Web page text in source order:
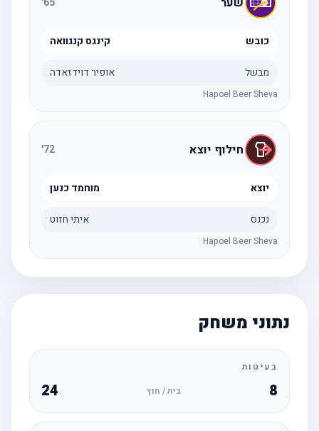
כובש קינגס קנגוואה
מבשל אופיר דוידזאדה
Hapoel Beer Sheva
חילוף יוצא 72
'
יוצא מוחמד כנען
נכנס איתי חזוט
Hapoel Beer Sheva
נתוני משחק
בעיטות
בית / חוץ 24